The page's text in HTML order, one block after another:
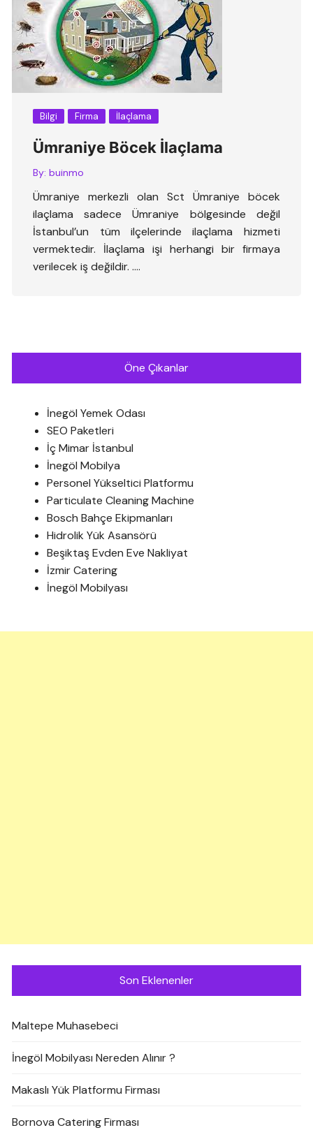
Bilgi Firma İlaçlama
Ümraniye Böcek İlaçlama
By: buinmo
Ümraniye merkezli olan Sct Ümraniye böcek
ilaçlama sadece Ümraniye bölgesinde değil
İstanbul’un tüm ilçelerinde ilaçlama hizmeti
vermektedir. İlaçlama işi herhangi bir firmaya
verilecek iş değildir. ….
Öne Çıkanlar
İnegöl Yemek Odası
SEO Paketleri
İç Mimar İstanbul
İnegöl Mobilya
Personel Yükseltici Platformu
Particulate Cleaning Machine
Bosch Bahçe Ekipmanları
Hidrolik Yük Asansörü
Beşiktaş Evden Eve Nakliyat
İzmir Catering
İnegöl Mobilyası
Son Eklenenler
Maltepe Muhasebeci
İnegöl Mobilyası Nereden Alınır ?
Makaslı Yük Platformu Firması
Bornova Catering Firması